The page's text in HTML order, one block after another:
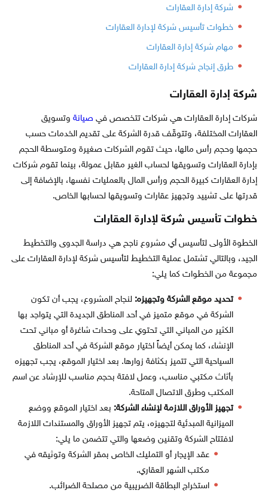
شركة إدارة العقارات
خطوات تأسيس شركة لإدارة العقارات
مهام شركة إدارة العقارات
طرق إنجاح شركة إدارة العقارات
شركة إدارة العقارات
شركات إدارة العقارات هي شركات تتخصص في صيانةوتسويق
العقارات المختلفة، وتتوقّف قدرة الشركة على تقديم الخدمات حسب
حجمها وحجم رأس مالها، حيث تقوم الشركات صغيرة ومتوسطة الحجم
بإدارة العقارات وتسويقها لحساب الغير مقابل عمولة، بينما تقوم شركات
إدارة العقارات كبيرة الحجم ورأس المال بالعمليات نفسها، بالإضافة إلى
قدرتها على تشييد وتجهيز عقارات وتسويقها لحسابها الخاص.
خطوات تأسيس شركة لإدارة العقارات
الخطوة الأولى لتأسيس أي مشروع ناجح هي دراسة الجدوى والتخطيط
الجيد، وبالتالي تشتمل عملية التخطيط لتأسيس شركة لإدارة العقارات على
مجموعة من الخطوات كما يلي:
تحديد موقع الشركة وتجهيزه: لنجاح المشروع، يجب أن تكون
الشركة في موقع متميز في أحد المناطق الجديدة التي يتواجد بها
الكثير من المباني التي تحتوي على وحدات شاغرة أو مباني تحت
الإنشاء، كما يمكن أيضاً اختيار موقع الشركة في أحد المناطق
السياحية التي تتميز بكثافة زوارها. بعد اختيار الموقع، يجب تجهيزه
بأثاث مكتبي مناسب، وعمل لافتة بحجم مناسب للإرشاد عن اسم
المكتب وطرق الاتصال المتاحة.
تجهيز الأوراق اللازمة لإنشاء الشركة: بعد اختيار الموقع ووضع
الميزانية المبدئية لتجهيزه، يتم تجهيز الأوراق والمستندات اللازمة
لافتتاح الشركة وتقنين وضعها والتي تتضمن ما يلي:
عقد الإيجار أو التمليك الخاص بمقر الشركة وتوثيقه في
مكتب الشهر العقاري.
استخراج البطاقة الضريبية من مصلحة الضرائب.